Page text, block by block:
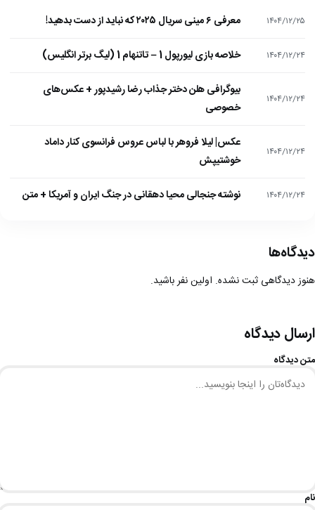
۱۴۰۴/۱۲/۲۵ معرفی ۶ مینی سریال ۲۰۲۵ که نباید از دست بدهید!
۱۴۰۴/۱۲/۲۴ خلاصه بازی لیورپول 1 – تاتنهام 1 (لیگ برتر انگلیس)
۱۴۰۴/۱۲/۲۴
بیوگرافی هلن دختر جذاب رضا رشیدپور + عکس‌های
خصوصی
۱۴۰۴/۱۲/۲۴
عکس| لیلا فروهر با لباس عروس فرانسوی کنار داماد
خوشتیپش
۱۴۰۴/۱۲/۲۴ نوشته جنجالی محیا دهقانی در جنگ ایران و آمریکا + متن
دیدگاه‌ها
هنوز دیدگاهی ثبت نشده. اولین نفر باشید.
ارسال دیدگاه
متن دیدگاه
نام